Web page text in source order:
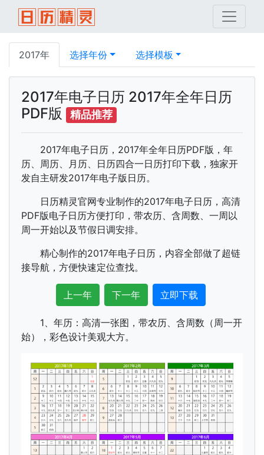
2017年 选择年份 选择模板
2017年电子日历 2017年全年日历
PDF版
精品推荐
2017年电子日历，2017年全年日历PDF版，年
历、周历、月历、日历四合一日历打印下载，独家开
发自主研发2017年电子版日历。
日历精灵官网专业制作的2017年电子日历，高清
PDF版电子日历方便打印，带农历、含周数、一周以
周一开始以及节假日调安排。
精心制作的2017年电子日历，内容全部做了超链
接导航，方便快速定位查找。
上一年 下一年 立即下载
1、年历：高清一张图，带农历、含周数（周一开
始），彩色设计美观大方。